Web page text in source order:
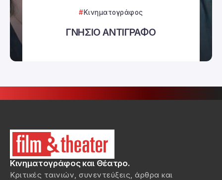
Κινηματογράφος
ΓΝΗΣΙΟ ΑΝΤΙΓΡΑΦΟ
Κινηματογράφος και Θέατρο.
Κριτικές ταινιών, συνεντεύξεις, άρθρα και